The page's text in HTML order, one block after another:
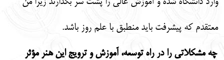
معتقدم كه پيشرفت بايد منطبق با علم روز باشد.
چه مشكلاتي را در راه توسعه، آموزش و ترويج اين هنر مؤثر